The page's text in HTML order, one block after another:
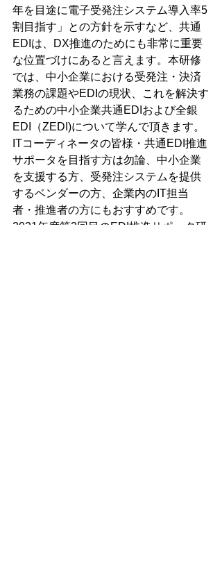
年を目途に電子受発注システム導入率5
割目指す」との方針を示すなど、共通
EDIは、DX推進のためにも非常に重要
な位置づけにあると言えます。本研修
では、中小企業における受発注・決済
業務の課題やEDIの現状、これを解決す
るための中小企業共通EDIおよび全銀
EDI（ZEDI)について学んで頂きます。
ITコーディネータの皆様・共通EDI推進
サポータを目指す方は勿論、中小企業
を支援する方、受発注システムを提供
するベンダーの方、企業内のIT担当
者・推進者の方にもおすすめです。
2021年度第2回目のEDI推進サポータ研